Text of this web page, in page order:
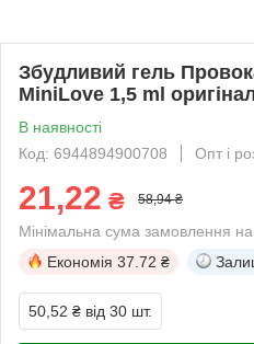
Збудливий гель
MiniLove 1,5 ml
В наявності
Код: 6944894900708
Опт і
21,22 ₴ 58,94 ₴
Мінімальна сума замовлення
Економія 37.72 ₴
50,52 ₴ від 30 шт.